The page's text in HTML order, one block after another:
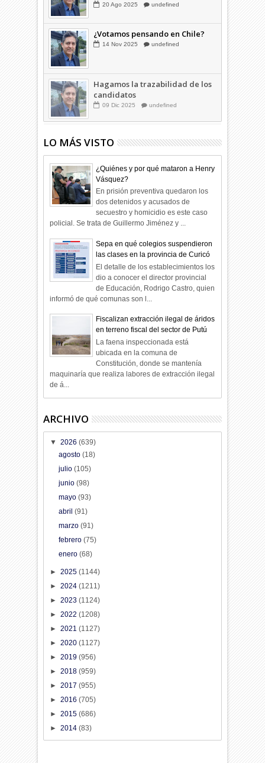
20 Ago 2025 undefined
¿Votamos pensando en Chile?
14 Nov 2025 undefined
Hagamos la trazabilidad de los
candidatos
09 Dic 2025 undefined
LO MÁS VISTO
¿Quiénes y por qué mataron a Henry
Vásquez?
En prisión preventiva quedaron los
dos detenidos y acusados de
secuestro y homicidio es este caso
policial. Se trata de Guillermo Jiménez y ...
Sepa en qué colegios suspendieron
las clases en la provincia de Curicó
El detalle de los establecimientos los
dio a conocer el director provincial
de Educación, Rodrigo Castro, quien
informó de qué comunas son l...
Fiscalizan extracción ilegal de áridos
en terreno fiscal del sector de Putú
La faena inspeccionada está
ubicada en la comuna de
Constitución, donde se mantenía
maquinaría que realiza labores de extracción ilegal
de á...
ARCHIVO
▼2026(639)
agosto (18)
julio (105)
junio (98)
mayo (93)
abril (91)
marzo (91)
febrero (75)
enero (68)
►2025(1144)
►2024(1211)
►2023(1124)
►2022(1208)
►2021(1127)
►2020(1127)
►2019(956)
►2018(959)
►2017(955)
►2016(705)
►2015(686)
►2014(83)